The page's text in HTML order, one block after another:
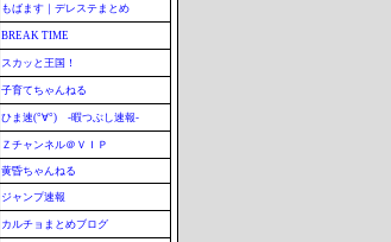
もばます｜デレステまとめ
BREAK TIME
スカッと王国！
子育てちゃんねる
ひま速(°∀°) -暇つぶし速報-
Ｚチャンネル＠ＶＩＰ
黄昏ちゃんねる
ジャンプ速報
カルチョまとめブログ